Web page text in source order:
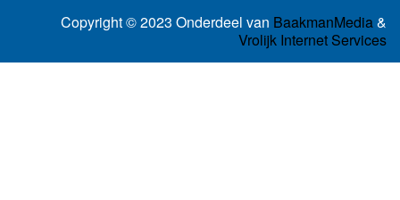
Copyright © 2023 Onderdeel van BaakmanMedia&
Vrolijk Internet Services